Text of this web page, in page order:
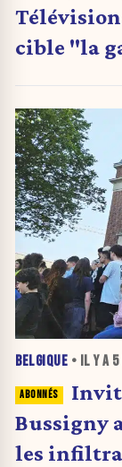
cible "la
BELGIQUE • IL Y A 5
Bussigny
les